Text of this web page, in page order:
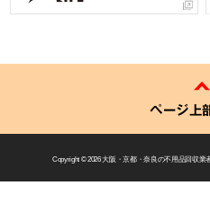
ページ上
Copyright © 2026大阪・京都・奈良の不用品回収業